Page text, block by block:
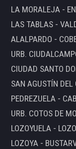
LA MORALEJA -
LAS TABLAS -
ALALPARDO -
URB.
CIUDAD SANTO
SAN AGUSTÍN
PEDREZUELA -
URB. COTOS DE
LOZOYUELA -
LOZOYA -